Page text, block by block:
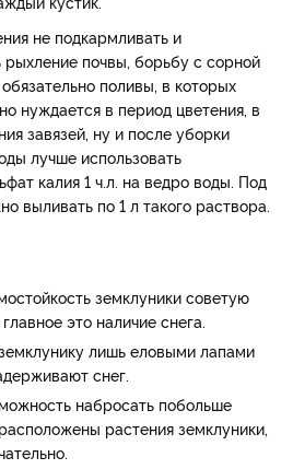
не подкармливать и
почвы, борьбу с сорной
поливы, в которых
нуждается в период цветения, в
завязей, ну и после уборки
лучше использовать
калия 1 ч.л. на ведро воды. Под
выливать по 1 л такого раствора.
земклуники советую
это наличие снега.
лишь еловыми лапами
снег.
набросать побольше
растения земклуники,